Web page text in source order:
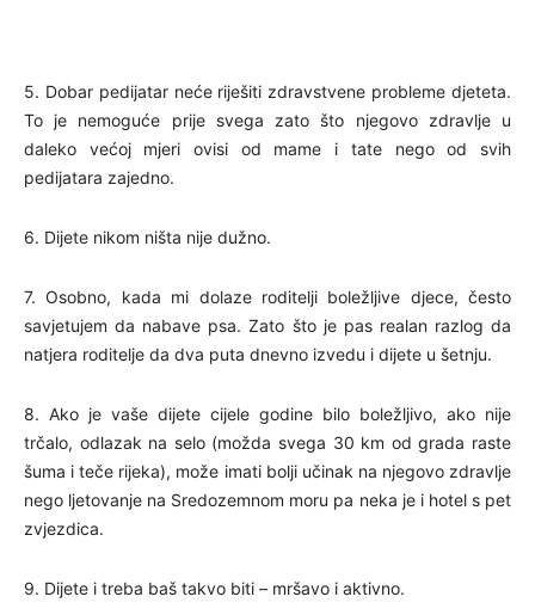
5. Dobar pedijatar neće riješiti zdravstvene probleme djeteta.
To je nemoguće prije svega zato što njegovo zdravlje u
daleko većoj mjeri ovisi od mame i tate nego od svih
pedijatara zajedno.
6. Dijete nikom ništa nije dužno.
7. Osobno, kada mi dolaze roditelji boležljive djece, često
savjetujem da nabave psa. Zato što je pas realan razlog da
natjera roditelje da dva puta dnevno izvedu i dijete u šetnju.
8. Ako je vaše dijete cijele godine bilo boležljivo, ako nije
trčalo, odlazak na selo (možda svega 30 km od grada raste
šuma i teče rijeka), može imati bolji učinak na njegovo zdravlje
nego ljetovanje na Sredozemnom moru pa neka je i hotel s pet
zvjezdica.
9. Dijete i treba baš takvo biti – mršavo i aktivno.